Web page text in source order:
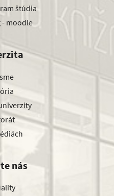
štúdia
- moodle
nás